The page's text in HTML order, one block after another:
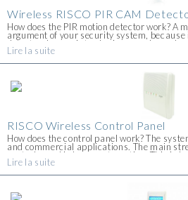
Wireless RISCO PIR CAM
How does the PIR motion detector work? A
argument of your security system,
detects when an intruder is around your
Lire la suite
RISCO Wireless Control Panel
How does the control panel work? The
and commercial applications. The main
control panel is home automation. This is
Lire la suite